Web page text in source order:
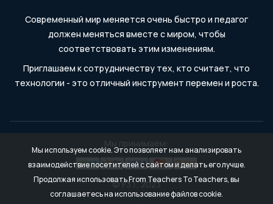
Современный мир меняется очень быстро и педагог
должен меняться вместе с миром, чтобы
соответствовать этим изменениям.
Приглашаем к сотрудничеству тех, кто считает, что
технологии - это отличный инструмент перемен и роста.
Мы принимаем:
© F3T, 2023
Мы используем cookie. Это позволяет нам анализировать
взаимодействие посетителей с сайтом и делать его лучше.
Продолжая использовать From Teachers To Teachers, вы
соглашаетесь на использование файлов cookie.